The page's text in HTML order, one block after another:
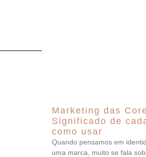
Marketing das
Significado de
como usar
Quando pensamos em
uma marca, muito se fala